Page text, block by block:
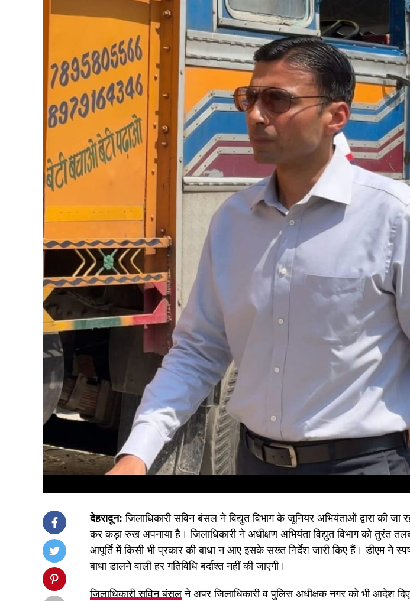
देहरादून: जिलाधिकारी सविन बंसल ने विद्युत विभाग के जूनियर अभियंताओं द्वारा की जा
कर कड़ा रुख अपनाया है। जिलाधिकारी ने अधीक्षण अभियंता विद्युत विभाग को तुरंत
आपूर्ति में किसी भी प्रकार की बाधा न आए इसके सख्त निर्देश जारी किए हैं। डीएम ने
बाधा डालने वाली हर गतिविधि बर्दाश्त नहीं की जाएगी।
जिलाधिकारी सविन बंसल ने अपर जिलाधिकारी व पुलिस अधीक्षक नगर को भी आदेश दिए